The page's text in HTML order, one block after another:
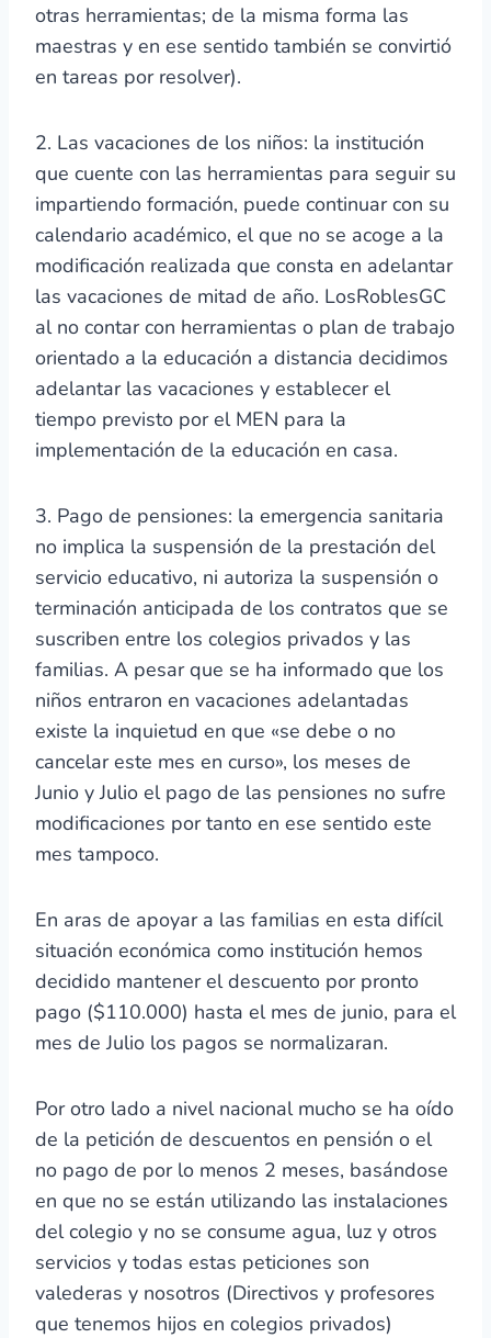
otras herramientas; de la misma forma las
maestras y en ese sentido también se convirtió
en tareas por resolver).
2. Las vacaciones de los niños: la institución
que cuente con las herramientas para seguir su
impartiendo formación, puede continuar con su
calendario académico, el que no se acoge a la
modificación realizada que consta en adelantar
las vacaciones de mitad de año. LosRoblesGC
al no contar con herramientas o plan de trabajo
orientado a la educación a distancia decidimos
adelantar las vacaciones y establecer el
tiempo previsto por el MEN para la
implementación de la educación en casa.
3. Pago de pensiones: la emergencia sanitaria
no implica la suspensión de la prestación del
servicio educativo, ni autoriza la suspensión o
terminación anticipada de los contratos que se
suscriben entre los colegios privados y las
familias. A pesar que se ha informado que los
niños entraron en vacaciones adelantadas
existe la inquietud en que «se debe o no
cancelar este mes en curso», los meses de
Junio y Julio el pago de las pensiones no sufre
modificaciones por tanto en ese sentido este
mes tampoco.
En aras de apoyar a las familias en esta difícil
situación económica como institución hemos
decidido mantener el descuento por pronto
pago ($110.000) hasta el mes de junio, para el
mes de Julio los pagos se normalizaran.
Por otro lado a nivel nacional mucho se ha oído
de la petición de descuentos en pensión o el
no pago de por lo menos 2 meses, basándose
en que no se están utilizando las instalaciones
del colegio y no se consume agua, luz y otros
servicios y todas estas peticiones son
valederas y nosotros (Directivos y profesores
que tenemos hijos en colegios privados)